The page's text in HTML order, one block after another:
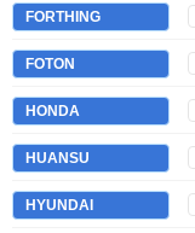
FORTHING
FOTON
HONDA
HUANSU
HYUNDAI